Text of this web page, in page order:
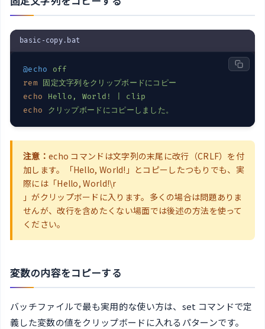
basic-copy.bat
@echo
off
rem
固定文字列をクリップボードにコピー
echo
Hello, World!
| clip
echo
クリップボードにコピーしました。
注意： echo コマンドは文字列の末尾に改行（CRLF）を付
加します。「Hello, World!」とコピーしたつもりでも、実
際には「Hello, World!\r
」がクリップボードに入ります。多くの場合は問題ありま
せんが、改行を含めたくない場面では後述の方法を使って
ください。
変数の内容をコピーする
バッチファイルで最も実用的な使い方は、set コマンドで定
義した変数の値をクリップボードに入れるパターンです。